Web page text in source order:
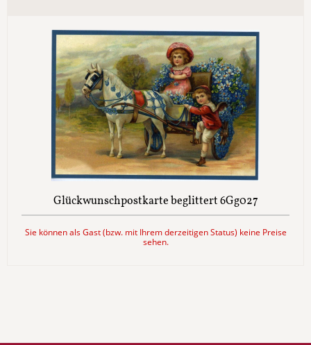
Glückwunschpostkarte beglittert 6Gg027
Sie können als Gast (bzw. mit Ihrem derzeitigen Status) keine Preise
sehen.